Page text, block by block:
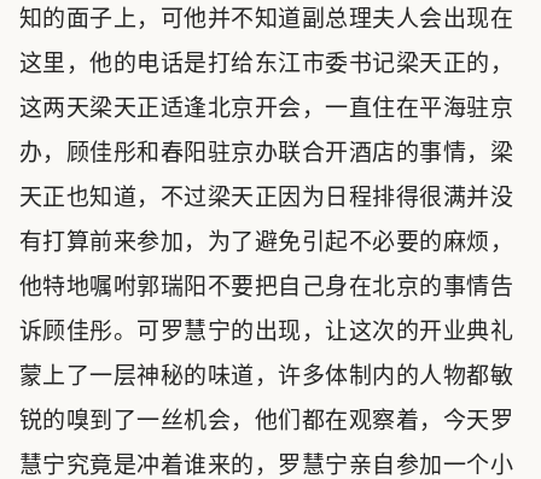
知的面子上，可他并不知道副总理夫人会出现在
这里，他的电话是打给东江市委书记梁天正的，
这两天梁天正适逢北京开会，一直住在平海驻京
办，顾佳彤和春阳驻京办联合开酒店的事情，梁
天正也知道，不过梁天正因为日程排得很满并没
有打算前来参加，为了避免引起不必要的麻烦，
他特地嘱咐郭瑞阳不要把自己身在北京的事情告
诉顾佳彤。可罗慧宁的出现，让这次的开业典礼
蒙上了一层神秘的味道，许多体制内的人物都敏
锐的嗅到了一丝机会，他们都在观察着，今天罗
慧宁究竟是冲着谁来的，罗慧宁亲自参加一个小